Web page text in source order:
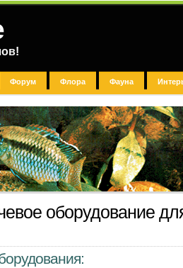
Форум Флора Фауна
оборудование